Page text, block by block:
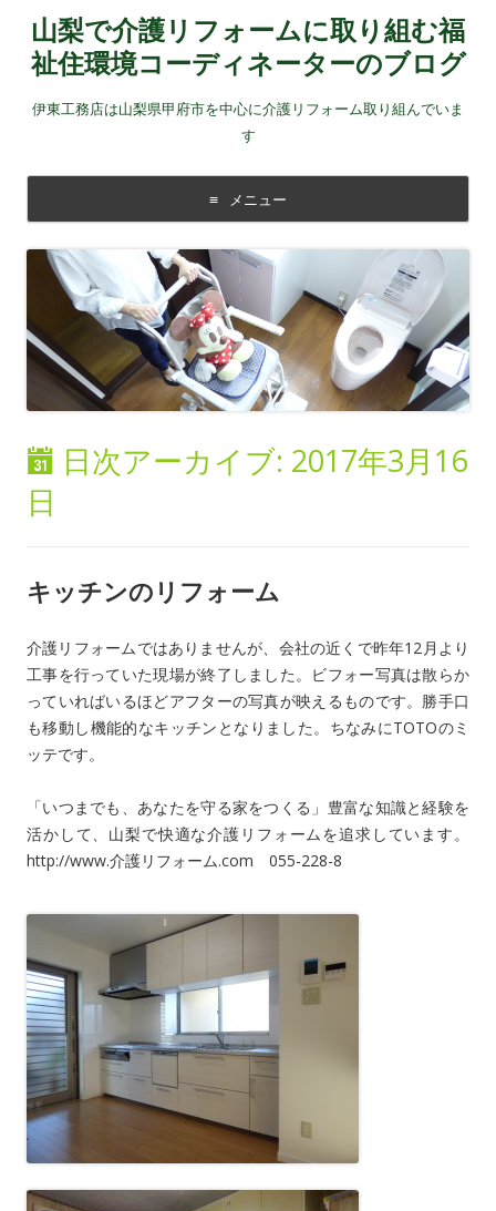
山梨で介護リフォームに取り組む福
祉住環境コーディネーターのブログ
伊東工務店は山梨県甲府市を中心に介護リフォーム取り組んでいま
す
メニュー
コンテンツに移動する
日次アーカイブ: 2017年3月16
日
キッチンのリフォーム
介護リフォームではありませんが、会社の近くで昨年12月より
工事を行っていた現場が終了しました。ビフォー写真は散らか
っていればいるほどアフターの写真が映えるものです。勝手口
も移動し機能的なキッチンとなりました。ちなみにTOTOのミ
ッテです。
「いつまでも、あなたを守る家をつくる」豊富な知識と経験を
活かして、山梨で快適な介護リフォームを追求しています。
http://www.介護リフォーム.com 055-228-8